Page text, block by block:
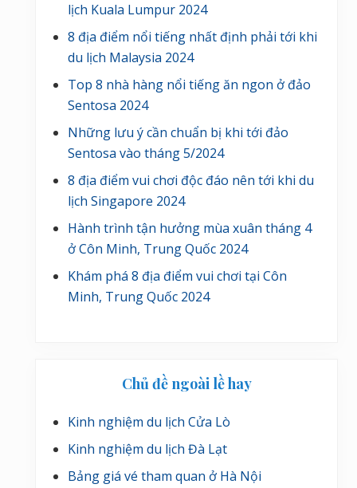
lịch Kuala Lumpur 2024
8 địa điểm nổi tiếng nhất định phải tới khi
du lịch Malaysia 2024
Top 8 nhà hàng nổi tiếng ăn ngon ở đảo
Sentosa 2024
Những lưu ý cần chuẩn bị khi tới đảo
Sentosa vào tháng 5/2024
8 địa điểm vui chơi độc đáo nên tới khi du
lịch Singapore 2024
Hành trình tận hưởng mùa xuân tháng 4
ở Côn Minh, Trung Quốc 2024
Khám phá 8 địa điểm vui chơi tại Côn
Minh, Trung Quốc 2024
Chủ đề ngoài lề hay
Kinh nghiệm du lịch Cửa Lò
Kinh nghiệm du lịch Đà Lạt
Bảng giá vé tham quan ở Hà Nội